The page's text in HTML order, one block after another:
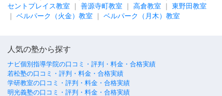
セントプレイス教室 ｜ 善源寺町教室 ｜ 高倉教室 ｜ 東野田教室
｜ ベルパーク（火金）教室 ｜ ベルパーク（月木）教室
人気の塾から探す
ナビ個別指導学院の口コミ・評判・料金・合格実績
若松塾の口コミ・評判・料金・合格実績
学研教室の口コミ・評判・料金・合格実績
明光義塾の口コミ・評判・料金・合格実績